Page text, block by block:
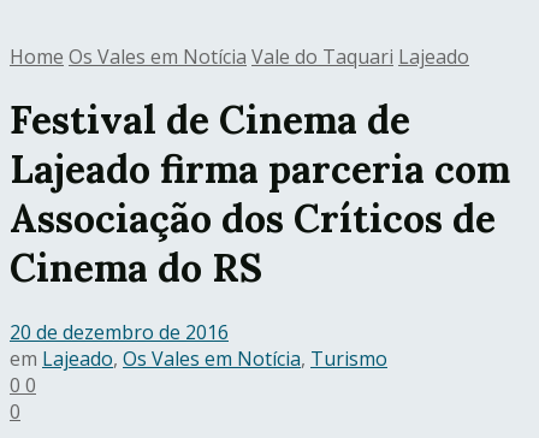
Home Os Vales em Notícia Vale do Taquari Lajeado
Festival de Cinema de
Lajeado firma parceria com
Associação dos Críticos de
Cinema do RS
20 de dezembro de 2016
em Lajeado, Os Vales em Notícia, Turismo
0 0
0